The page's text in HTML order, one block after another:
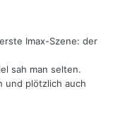
Imax-Szene: der
sah man selten.
und plötzlich auch